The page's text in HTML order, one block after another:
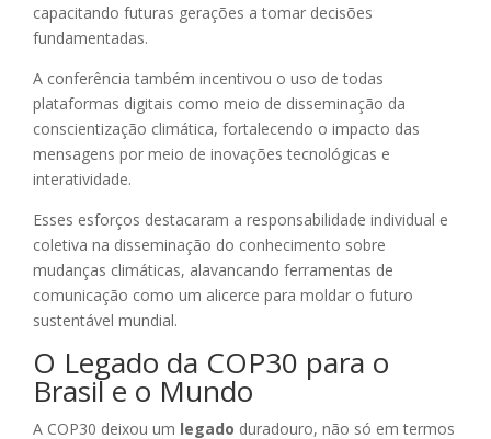
capacitando futuras gerações a tomar decisões
fundamentadas.
A conferência também incentivou o uso de todas
plataformas digitais como meio de disseminação da
conscientização climática, fortalecendo o impacto das
mensagens por meio de inovações tecnológicas e
interatividade.
Esses esforços destacaram a responsabilidade individual e
coletiva na disseminação do conhecimento sobre
mudanças climáticas, alavancando ferramentas de
comunicação como um alicerce para moldar o futuro
sustentável mundial.
O Legado da COP30 para o
Brasil e o Mundo
A COP30 deixou um legado duradouro, não só em termos